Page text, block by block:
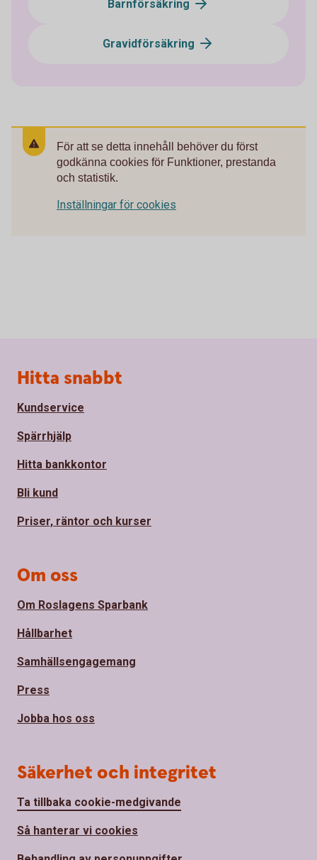
Barnförsäkring
Gravidförsäkring
För att se detta innehåll behöver du först
godkänna cookies för Funktioner, prestanda
och statistik.
Inställningar för cookies
Sidfot
Hitta snabbt
Kundservice
Spärrhjälp
Hitta bankkontor
Bli kund
Priser, räntor och kurser
Om oss
Om Roslagens Sparbank
Hållbarhet
Samhällsengagemang
Press
Jobba hos oss
Säkerhet och integritet
Ta tillbaka cookie-medgivande
Så hanterar vi cookies